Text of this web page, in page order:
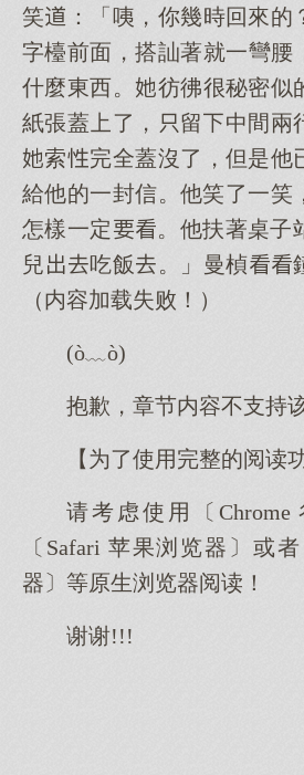
笑：「咦，你幾時回來
字檯前面，搭訕著就一彎
什麼東西。彷彿很秘密
紙張蓋了，留中間兩
索完全蓋沒了，但是
給他的一封信。他笑了一
怎樣一定。他扶著桌子
兒吃飯。」曼楨
（内容加载失败！）
(ò﹏ò)
抱歉，章节内容不支持
【为了使用完整的阅读
请考虑使用〔Chrome
〔Safari 苹果浏览器〕或
器〕等原生浏览器阅读！
谢谢!!!